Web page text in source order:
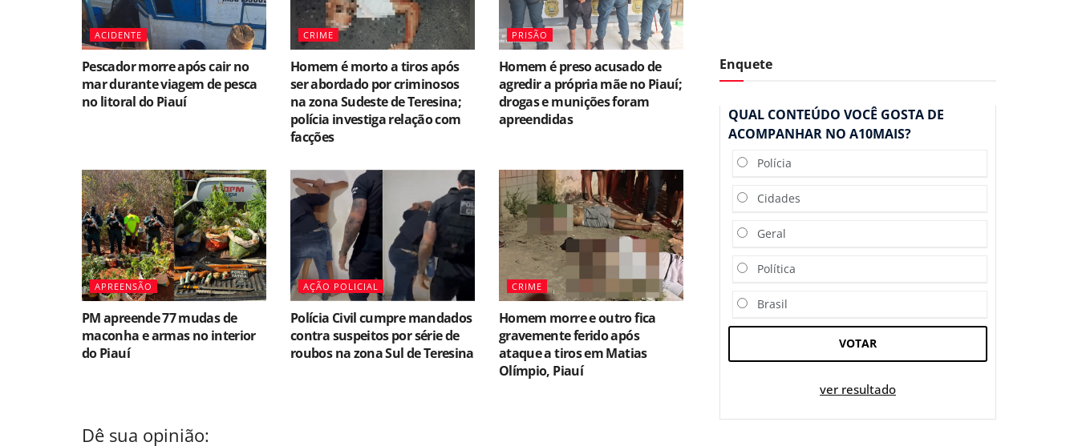
ACIDENTE
Pescador morre após cair no
mar durante viagem de pesca
no litoral do Piauí
CRIME
Homem é morto a tiros após
ser abordado por criminosos
na zona Sudeste de Teresina;
polícia investiga relação com
facções
PRISÃO
Homem é preso acusado de
agredir a própria mãe no Piauí;
drogas e munições foram
apreendidas
APREENSÃO
PM apreende 77 mudas de
maconha e armas no interior
do Piauí
AÇÃO POLICIAL
Polícia Civil cumpre mandados
contra suspeitos por série de
roubos na zona Sul de Teresina
CRIME
Homem morre e outro fica
gravemente ferido após
ataque a tiros em Matias
Olímpio, Piauí
Dê sua opinião:
Enquete
QUAL CONTEÚDO VOCÊ GOSTA DE
ACOMPANHAR NO A10MAIS?
Polícia
Cidades
Geral
Política
Brasil
VOTAR
ver resultado